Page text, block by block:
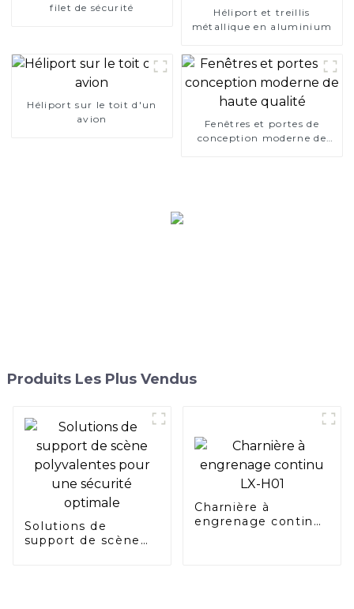
filet de sécurité
Héliport et treillis
métallique en aluminium
Héliport sur le toit d'un
avion
Fenêtres et portes de
conception moderne de
Produits Les Plus Vendus
Solutions de
support de scène
Charnière à
engrenage continu